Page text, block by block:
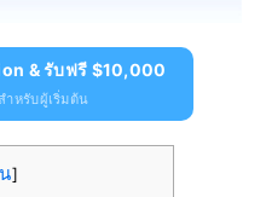
& รับฟรี $10,000
ำหรับผู้เริ่มต้น
]